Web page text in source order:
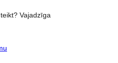
Vajadzīga